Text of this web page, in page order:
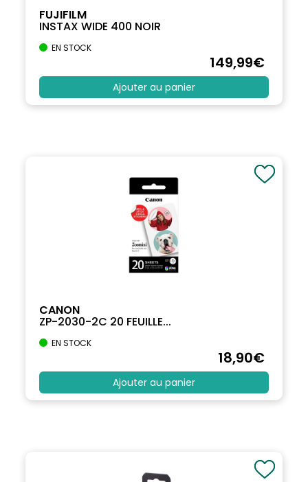
FUJIFILM
INSTAX WIDE 400 NOIR
EN STOCK
149,99€
Ajouter au panier
CANON
ZP-2030-2C 20 FEUILLE...
EN STOCK
18,90€
Ajouter au panier